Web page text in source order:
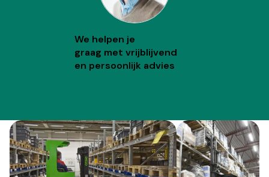
We helpen je
graag met vrijblijvend
en persoonlijk advies